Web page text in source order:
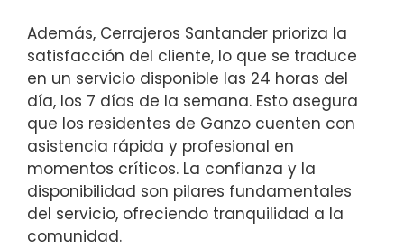
Además, Cerrajeros Santander prioriza la
satisfacción del cliente, lo que se traduce
en un servicio disponible las 24 horas del
día, los 7 días de la semana. Esto asegura
que los residentes de Ganzo cuenten con
asistencia rápida y profesional en
momentos críticos. La confianza y la
disponibilidad son pilares fundamentales
del servicio, ofreciendo tranquilidad a la
comunidad.